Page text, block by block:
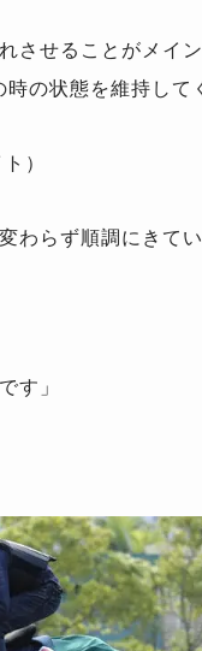
させることがメ
の状態を維持して
）
わらず順調にきてい
す」